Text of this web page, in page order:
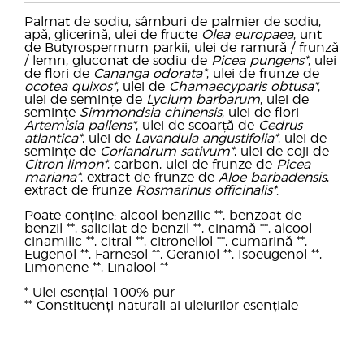
Palmat de sodiu, sâmburi de palmier de sodiu,
apă, glicerină, ulei de fructe Olea europaea, unt
de Butyrospermum parkii, ulei de ramură / frunză
/ lemn, gluconat de sodiu de Picea pungens*, ulei
de flori de Cananga odorata*, ulei de frunze de
ocotea quixos*, ulei de Chamaecyparis obtusa*,
ulei de semințe de Lycium barbarum, ulei de
semințe Simmondsia chinensis, ulei de flori
Artemisia pallens*, ulei de scoarță de Cedrus
atlantica*, ulei de Lavandula angustifolia*, ulei de
semințe de Coriandrum sativum*, ulei de coji de
Citron limon*, carbon, ulei de frunze de Picea
mariana*, extract de frunze de Aloe barbadensis,
extract de frunze Rosmarinus officinalis*.
Poate conține: alcool benzilic **, benzoat de
benzil **, salicilat de benzil **, cinamă **, alcool
cinamilic **, citral **, citronellol **, cumarină **,
Eugenol **, Farnesol **, Geraniol **, Isoeugenol **,
Limonene **, Linalool **
* Ulei esențial 100% pur
** Constituenți naturali ai uleiurilor esențiale